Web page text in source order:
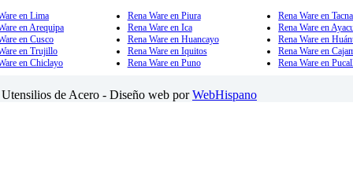
en Lima
en Arequipa
en Cusco
en Trujillo
en Chiclayo
Rena Ware en Piura
Rena Ware en Ica
Rena Ware en Huancayo
Rena Ware en Iquitos
Rena Ware en Puno
Rena Ware en Tacna
Rena Ware en
Rena Ware en
Rena Ware en
Rena Ware en
de Acero - Diseño web porWebHispano